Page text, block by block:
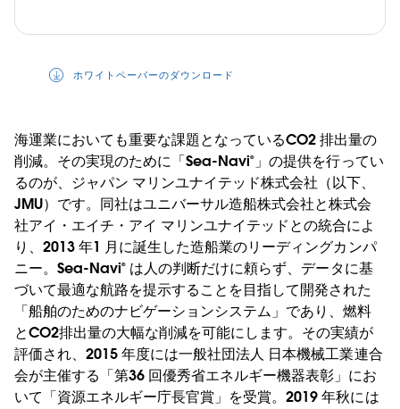
ホワイトペーパーのダウンロード
海運業においても重要な課題となっているCO2 排出量の
削減。その実現のために「Sea-Navi®」の提供を行ってい
るのが、ジャパン マリンユナイテッド株式会社（以下、
JMU）です。同社はユニバーサル造船株式会社と株式会
社アイ・エイチ・アイ マリンユナイテッドとの統合によ
り、2013 年1 月に誕生した造船業のリーディングカンパ
ニー。Sea-Navi® は人の判断だけに頼らず、データに基
づいて最適な航路を提示することを目指して開発された
「船舶のためのナビゲーションシステム」であり、燃料
とCO2排出量の大幅な削減を可能にします。その実績が
評価され、2015 年度には一般社団法人 日本機械工業連合
会が主催する「第36 回優秀省エネルギー機器表彰」にお
いて「資源エネルギー庁長官賞」を受賞。2019 年秋には